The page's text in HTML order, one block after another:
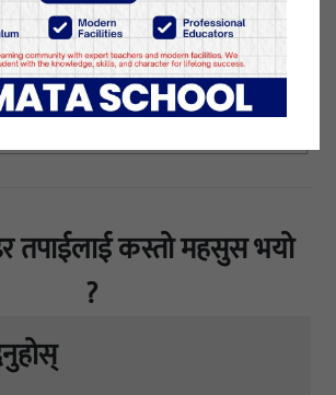
तपाईलाई कस्तो महसुस भयो
?